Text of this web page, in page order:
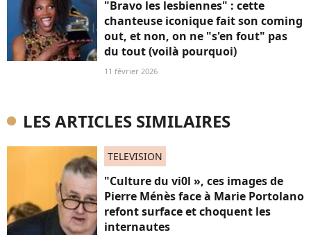
"Bravo les lesbiennes" : cette
chanteuse iconique fait son coming
out, et non, on ne "s'en fout" pas
du tout (voilà pourquoi)
11 février 2026
LES ARTICLES SIMILAIRES
TELEVISION
"Culture du vi0l », ces images de
Pierre Ménès face à Marie Portolano
refont surface et choquent les
internautes